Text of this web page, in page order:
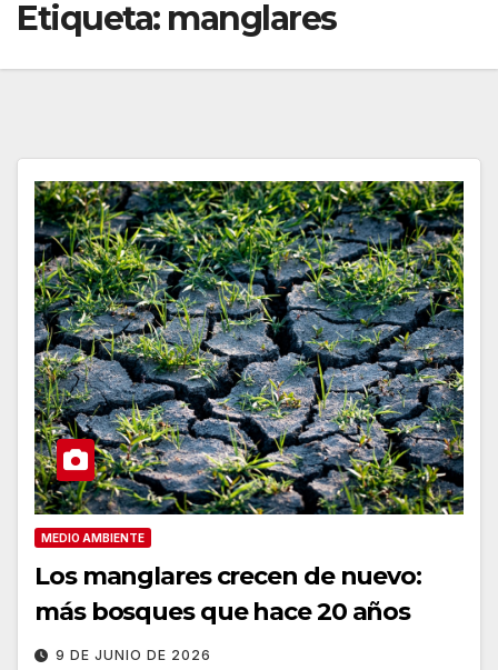
Etiqueta: manglares
MEDIO AMBIENTE
Los manglares crecen de nuevo:
más bosques que hace 20 años
9 DE JUNIO DE 2026